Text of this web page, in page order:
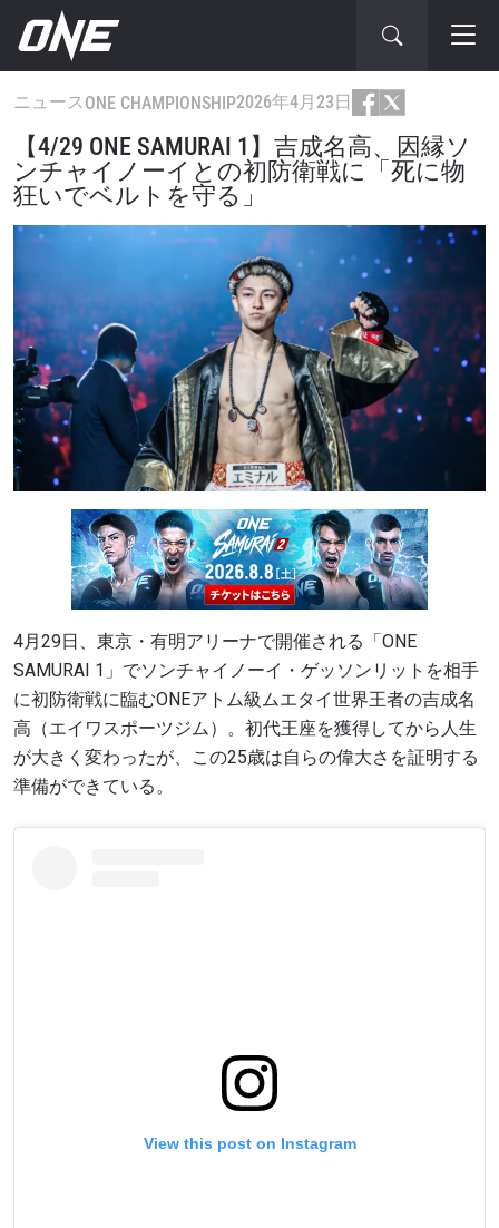
ニュース ONE CHAMPIONSHIP2026年4月23日
【4/29 ONE SAMURAI 1】吉成名高、因縁ソ
ンチャイノーイとの初防衛戦に「死に物
狂いでベルトを守る」
4月29日、東京・有明アリーナで開催される「ONE
SAMURAI 1」でソンチャイノーイ・ゲッソンリットを相手
に初防衛戦に臨むONEアトム級ムエタイ世界王者の吉成名
高（エイワスポーツジム）。初代王座を獲得してから人生
が大きく変わったが、この25歳は自らの偉大さを証明する
準備ができている。
View this post on Instagram